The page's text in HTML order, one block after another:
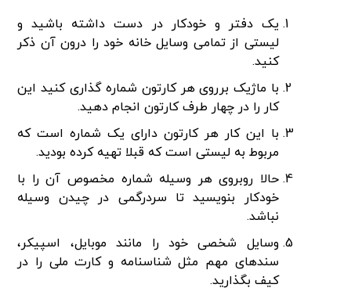
یک دفتر و خودکار در دست داشته باشید و
لیستی از تمامی وسایل خانه خود را درون آن ذکر
کنید.
با ماژیک برروی هر کارتون شماره گذاری کنید این
کار را در چهار طرف کارتون انجام دهید.
با این کار هر کارتون دارای یک شماره است که
مربوط به لیستی است که قبلا تهیه کرده بودید.
حالا روبروی هر وسیله شماره مخصوص آن را با
خودکار بنویسید تا سردرگمی در چیدن وسیله
نباشد.
وسایل شخصی خود را مانند موبایل، اسپیکر،
سندهای مهم مثل شناسنامه و کارت ملی را در
کیف بگذارید.